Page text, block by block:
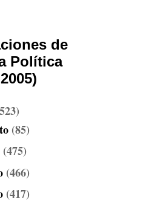
de
Política
(85)
(475)
(466)
(417)